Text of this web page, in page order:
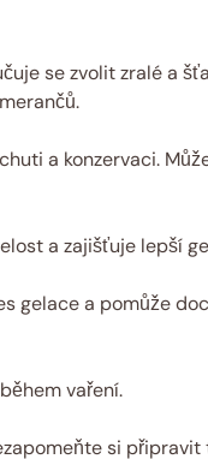
se zvolit zralé a
a konzervaci.
a zajišťuje lepší
gelace a pomůže
vaření.
si